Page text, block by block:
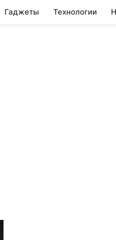
Гаджеты Технологии